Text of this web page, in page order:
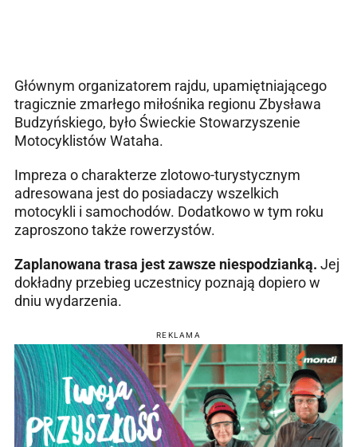
Głównym organizatorem rajdu, upamiętniającego
tragicznie zmarłego miłośnika regionu Zbysława
Budzyńskiego, było Świeckie Stowarzyszenie
Motocyklistów Wataha.
Impreza o charakterze zlotowo-turystycznym
adresowana jest do posiadaczy wszelkich
motocykli i samochodów. Dodatkowo w tym roku
zaproszono także rowerzystów.
Zaplanowana trasa jest zawsze niespodzianką. Jej
dokładny przebieg uczestnicy poznają dopiero w
dniu wydarzenia.
REKLAMA